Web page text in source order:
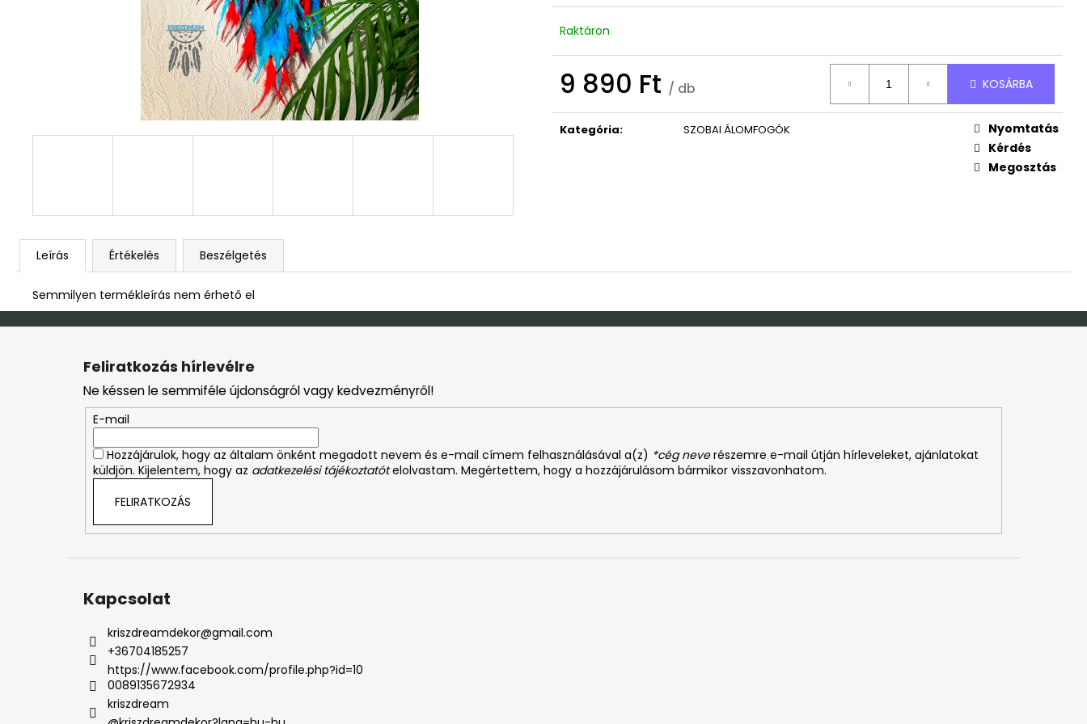
Raktáron
9 890 Ft / db KOSÁRBA
Kategória: SZOBAI ÁLOMFOGÓK
Nyomtatás
Kérdés
Megosztás
Leírás Értékelés Beszélgetés
Semmilyen termékleírás nem érhető el
DEKOR ORCHIDEA KASPÓBAN KICSI
HALVÁNY ZÖLD
4 790 Ft
OVIS/BÖLCSIS BÚCSÚZTATÓS TÁBLA
9 490 Ft
Korábbi:10 990 Ft
MACSKA HÁZIREND
L
Feliratkozás hírlevélre
Ne késsen le semmiféle újdonságról vagy kedvezményről!
E-mail
Hozzájárulok, hogy az általam önként megadott nevem és e-mail címem felhasználásával a(z) *cég neverészemre e-mail útján hírleveleket, ajánlatokat
küldjön. Kijelentem, hogy az adatkezelési tájékoztatót elolvastam. Megértettem, hogy a hozzájárulásom bármikor visszavonhatom.
FELIRATKOZÁS
Kapcsolat
kriszdreamdekor@gmail.com
+36704185257
https://www.facebook.com/profile.php?id=10
0089135672934
kriszdream